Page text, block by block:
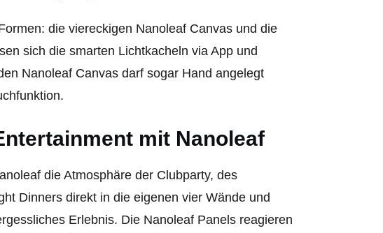
die viereckigen Nanoleaf Canvas und die
sich die smarten Lichtkacheln via App und
Nanoleaf Canvas darf sogar Hand angelegt
mit Nanoleaf
die Atmosphäre der Clubparty, des
Dinners direkt in die eigenen vier Wände und
Erlebnis. Die Nanoleaf Panels reagieren